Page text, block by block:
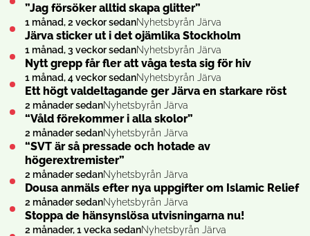
”Jag försöker alltid skapa glitter”
1 månad, 2 veckor sedanNyhetsbyrån Järva
Järva sticker ut i det ojämlika Stockholm
1 månad, 3 veckor sedanNyhetsbyrån Järva
Nytt grepp får fler att våga testa sig för hiv
1 månad, 4 veckor sedanNyhetsbyrån Järva
Ett högt valdeltagande ger Järva en starkare röst
2 månader sedanNyhetsbyrån Järva
“Våld förekommer i alla skolor”
2 månader sedanNyhetsbyrån Järva
“SVT är så pressade och hotade av
högerextremister”
2 månader sedanNyhetsbyrån Järva
Dousa anmäls efter nya uppgifter om Islamic Relief
2 månader sedanNyhetsbyrån Järva
Stoppa de hänsynslösa utvisningarna nu!
2 månader, 1 vecka sedanNyhetsbyrån Järva